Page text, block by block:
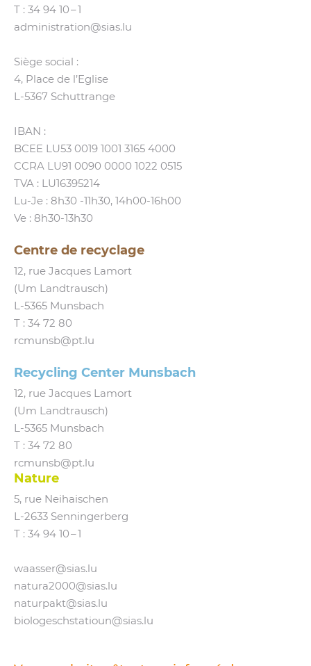
T : 34 94 10 – 1
administration@​sias.​lu
Siège social :
4, Place de l’Eglise
L‑5367 Schuttrange
IBAN :
BCEE LU53 0019 1001 3165 4000
CCRA LU91 0090 0000 1022 0515
TVA : LU16395214
Lu-Je : 8h30 ‑11h30, 14h00-16h00
Ve : 8h30-13h30
Centre de recyclage
12, rue Jacques Lamort
(Um Landtrausch)
L‑5365 Munsbach
T : 34 72 80
rcmunsb@​pt.​lu
Recycling Center Munsbach
12, rue Jacques Lamort
(Um Landtrausch)
L‑5365 Munsbach
T : 34 72 80
rcmunsb@​pt.​lu
Nature
5, rue Neihaischen
L‑2633 Senningerberg
T : 34 94 10 – 1
waasser@​sias.​lu
natura2000@​sias.​lu
naturpakt@​sias.​lu
biologeschstatioun@​sias.​lu